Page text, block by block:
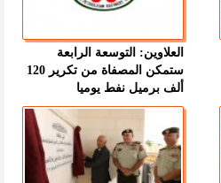
العلاوين: التوسعة الرابعة
ستمكن المصفاة من تكرير 120
ألف برميل نفط يوميا